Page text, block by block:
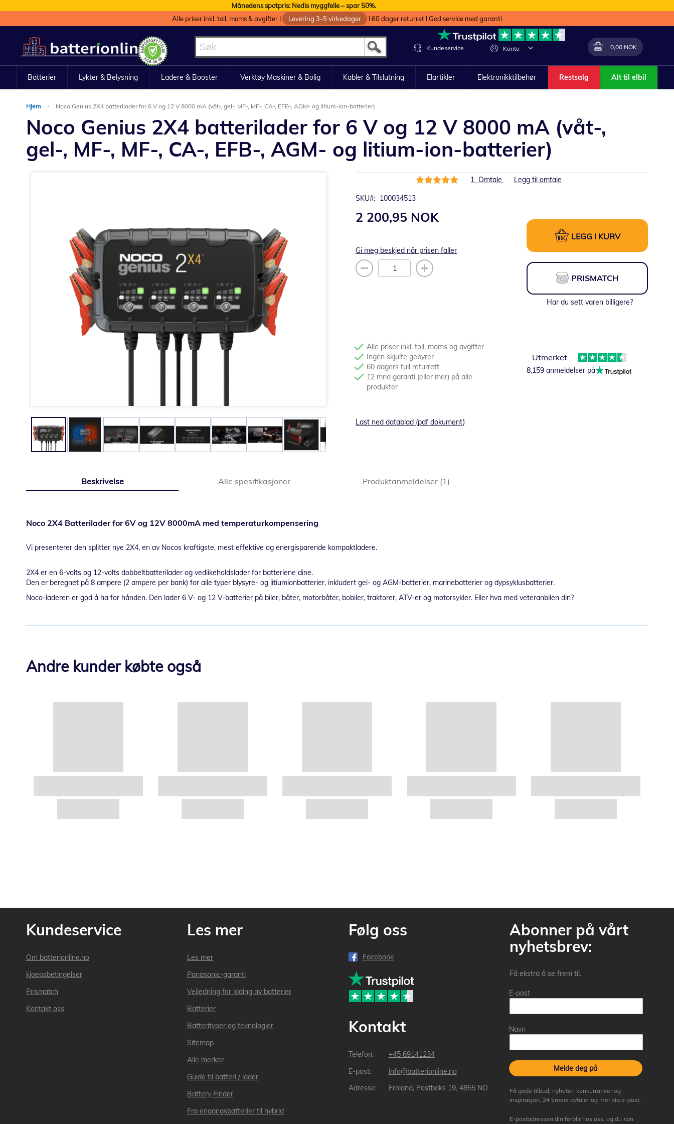
Månedens spotpris: Nedis myggfelle – spar 50%.
Alle priser inkl. toll, moms & avgifter I
Levering 3-5 virkedager I 60 dager returret I God service med garanti
til
innhold
Konto Endring
Min handlekurv
0,00 NOK
Kundeservice
Batterier Lykter & Belysning Ladere & Booster Verktøy Maskiner & Bolig Kabler & Tilslutning Elartikler Elektronikktilbehør Restsalg Alt til elbil
Hjem Noco Genius 2X4 batterilader for 6 V og 12 V 8000 mA (våt-, gel-, MF-, MF-, CA-, EFB-, AGM- og litium-ion-batterier)
Noco Genius 2X4 batterilader for 6 V og 12 V 8000 mA (våt-,
gel-, MF-, MF-, CA-, EFB-, AGM- og litium-ion-batterier)
SKU 100034513
Rating:
1Omtale Legg til omtale
2 200,95 NOK
Gi meg beskjed når prisen faller
LEGG I KURV
PRISMATCH
Har du sett varen billigere?
Alle priser inkl. toll, moms og avgifter
Ingen skjulte gebyrer
60 dagers full returrett
12 mnd garanti (eller mer) på alle
produkter
Utmerket
8,159 anmeldelser på
Last ned datablad (pdf dokument)
av
Beskrivelse
Noco 2X4 Batterilader for 6V og 12V 8000mA med temperaturkompensering
Vi presenterer den splitter nye 2X4, en av Nocos kraftigste, mest effektive og energisparende kompaktladere.
2X4 er en 6-volts og 12-volts dobbeltbatterilader og vedlikeholdslader for batteriene dine.
Den er beregnet på 8 ampere (2 ampere per bank) for alle typer blysyre- og litiumionbatterier, inkludert gel- og AGM-batterier, marinebatterier og dypsyklusbatterier.
Noco-laderen er god å ha for hånden. Den lader 6 V- og 12 V-batterier på biler, båter, motorbåter, bobiler, traktorer, ATV-er og motorsykler. Eller hva med veteranbilen din?
Alle spesifikasjoner Produktanmeldelser 1
Andre kunder købte også
Kundeservice
Om batterionline.no
kjoepsbetingelser
Prismatch
Kontakt oss
Les mer
Les mer
Panasonic-garanti
Veiledning for lading av batterier
Batterier
Batterityper og teknologier
Sitemap
Alle merker
Guide til batteri / lader
Battery Finder
Fra engangsbatterier til hybrid
Følg oss
Facebook
Kontakt
+45 69141234
info@batterionline.no
Froland, Postboks 19, 4855 NO
Abonner på vårt
nyhetsbrev:
Få ekstra å se frem til.
E-post
Navn
Melde deg på
Få gode tilbud, nyheter, konkurranser og
inspirasjon, 24 timers avtaler og mer via e-post.
E-postadressen din forblir hos oss, og du kan